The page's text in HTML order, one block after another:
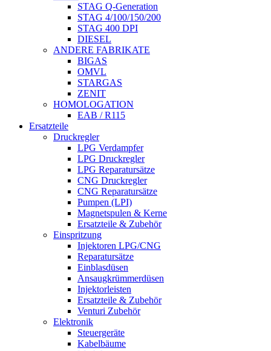
STAG Q-Generation
STAG 4/100/150/200
STAG 400 DPI
DIESEL
ANDERE FABRIKATE
BIGAS
OMVL
STARGAS
ZENIT
HOMOLOGATION
EAB / R115
Ersatzteile
Druckregler
LPG Verdampfer
LPG Druckregler
LPG Reparatursätze
CNG Druckregler
CNG Reparatursätze
Pumpen (LPI)
Magnetspulen & Kerne
Ersatzteile & Zubehör
Einspritzung
Injektoren LPG/CNG
Reparatursätze
Einblasdüsen
Ansaugkrümmerdüsen
Injektorleisten
Ersatzteile & Zubehör
Venturi Zubehör
Elektronik
Steuergeräte
Kabelbäume